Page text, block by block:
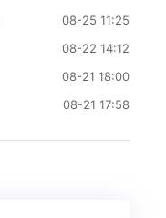
08-25 11:25
08-22 14:12
08-21 18:00
08-21 17:58